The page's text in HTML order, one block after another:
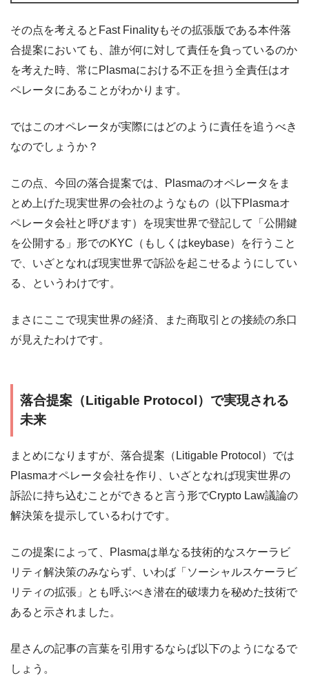
その点を考えるとFast Finalityもその拡張版である本件落
合提案においても、誰が何に対して責任を負っているのか
を考えた時、常にPlasmaにおける不正を担う全責任はオ
ペレータにあることがわかります。
ではこのオペレータが実際にはどのように責任を追うべき
なのでしょうか？
この点、今回の落合提案では、Plasmaのオペレータをま
とめ上げた現実世界の会社のようなもの（以下Plasmaオ
ペレータ会社と呼びます）を現実世界で登記して「公開鍵
を公開する」形でのKYC（もしくはkeybase）を行うこと
で、いざとなれば現実世界で訴訟を起こせるようにしてい
る、というわけです。
まさにここで現実世界の経済、また商取引との接続の糸口
が見えたわけです。
落合提案（Litigable Protocol）で実現される
未来
まとめになりますが、落合提案（Litigable Protocol）では
Plasmaオペレータ会社を作り、いざとなれば現実世界の
訴訟に持ち込むことができると言う形でCrypto Law議論の
解決策を提示しているわけです。
この提案によって、Plasmaは単なる技術的なスケーラビ
リティ解決策のみならず、いわば「ソーシャルスケーラビ
リティの拡張」とも呼ぶべき潜在的破壊力を秘めた技術で
あると示されました。
星さんの記事の言葉を引用するならば以下のようになるで
しょう。